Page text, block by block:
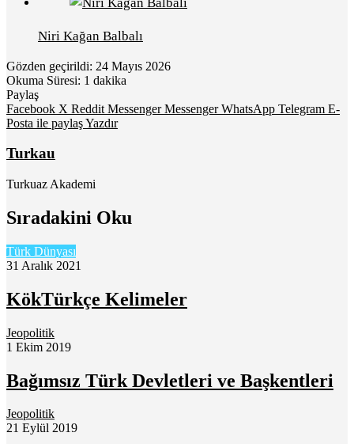
Niri Kağan Balbalı
Gözden geçirildi: 24 Mayıs 2026
Okuma Süresi: 1 dakika
Paylaş
Facebook X Reddit Messenger Messenger WhatsApp Telegram E-
Posta ile paylaşYazdır
Turkau
Turkuaz Akademi
Sıradakini Oku
Türk Dünyası
31 Aralık 2021
KökTürkçe Kelimeler
Jeopolitik
1 Ekim 2019
Bağımsız Türk Devletleri ve Başkentleri
Jeopolitik
21 Eylül 2019